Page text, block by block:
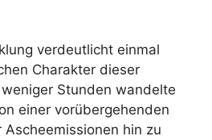
verdeutlicht einmal
Charakter dieser
Stunden wandelte
einer vorübergehenden
hin zu